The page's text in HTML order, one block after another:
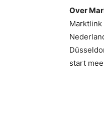
Over
start